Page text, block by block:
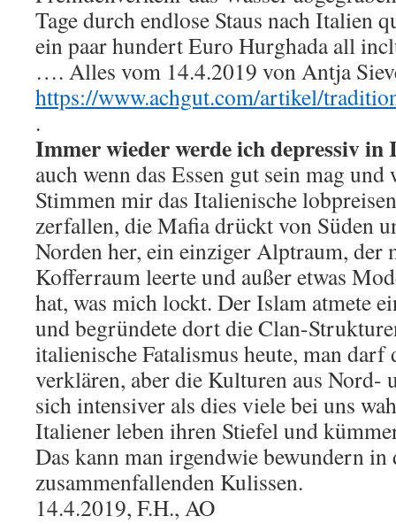
Tage durch endlose Staus nach Italien
ein paar hundert Euro Hurghada all
…. Alles vom 14.4.2019 von Antja
https://www.achgut.com/artikel/
.
Immer wieder werde ich depressiv in
auch wenn das Essen gut sein mag
Stimmen mir das Italienische
zerfallen, die Mafia drückt von Süden
Norden her, ein einziger Alptraum, der
Kofferraum leerte und außer etwas
hat, was mich lockt. Der Islam atmete
und begründete dort die Clan-
italienische Fatalismus heute, man darf
verklären, aber die Kulturen aus Nord-
sich intensiver als dies viele bei uns
Italiener leben ihren Stiefel und
Das kann man irgendwie bewundern
zusammenfallenden Kulissen.
14.4.2019, F.H., AO